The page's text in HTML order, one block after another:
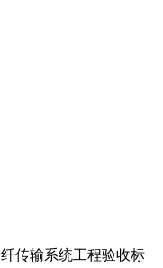
传输系统工程验收标